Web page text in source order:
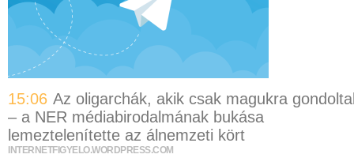
15:06 Az oligarchák, akik csak magukra
– a NER médiabirodalmának bukása
lemeztelenítette az álnemzeti kört
INTERNETFIGYELO.WORDPRESS.COM